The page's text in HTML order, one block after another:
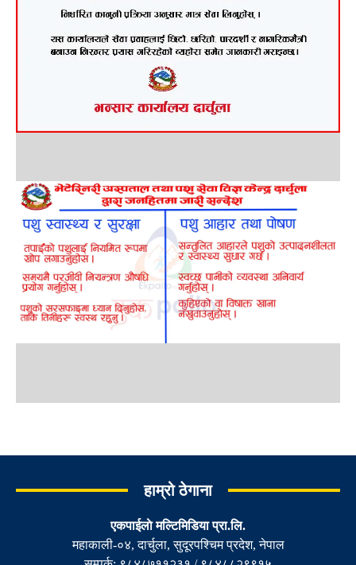
हाम्रो ठेगाना
एकपाईलाे मल्टिमिडिया प्रा.लि.
महाकाली-०४, दार्चुला, सुदूरपश्चिम प्रदेश, नेपाल